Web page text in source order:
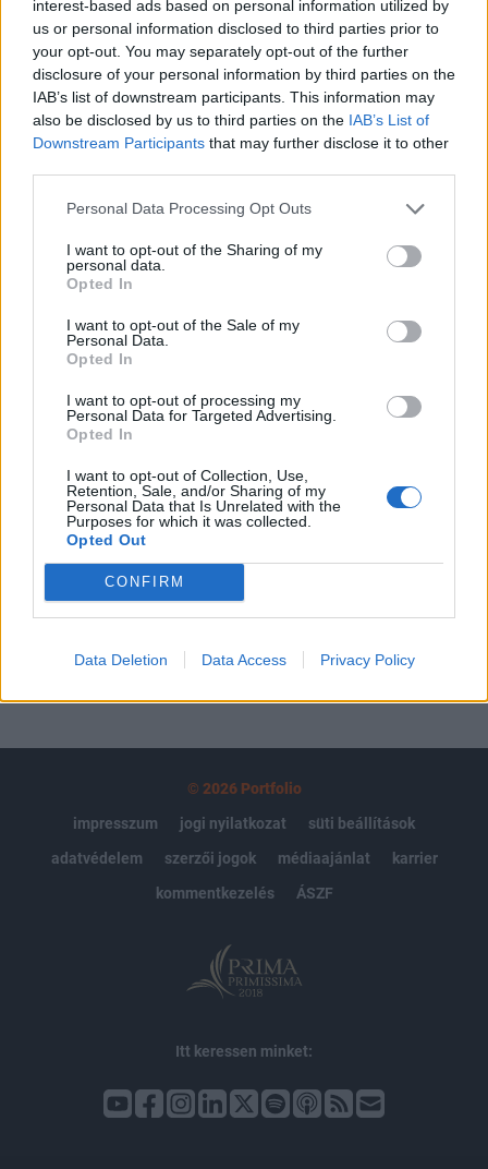
interest-based ads based on personal information utilized by
us or personal information disclosed to third parties prior to
your opt-out. You may separately opt-out of the further
disclosure of your personal information by third parties on the
IAB’s list of downstream participants. This information may
also be disclosed by us to third parties on the IAB’s List of
Downstream Participants that may further disclose it to other
Personal Data Processing Opt Outs
I want to opt-out of the Sharing of my
personal data.
Opted In
I want to opt-out of the Sale of my
Personal Data.
Opted In
I want to opt-out of processing my
Personal Data for Targeted Advertising.
Opted In
I want to opt-out of Collection, Use,
Retention, Sale, and/or Sharing of my
Personal Data that Is Unrelated with the
Purposes for which it was collected.
Opted Out
CONFIRM
Data Deletion Data Access Privacy Policy
Már jóval a "csontvázbizottságként" elhíresült
felelősségkeresés előtt az államháztartási hiány
elengedését tervezte a Fidesz. A 2010-es választások
közeledtével egyetlen gazdaságpolitikai irányvonal
kerekedett felül a pártban: a gazdaságélénkítést
alapvetően drasztikus adócsökkentésekkel elképzelő,
"matolcsysta", szemben az óvatos költségvetési politikát
KEDVES OLVASÓNK!
tartozik, melynek olvasása előfizetéses
regisztrációhoz kötött.
Az előfizetés a következőket tartalmazza:
Portfolio.hu teljes cikkarchívum
kötéslistái
MÁR ELŐFIZETŐNK VAGY?BEJELENTKEZÉS
© 2026 Portfolio
impresszum
jogi nyilatkozat
süti beállítások
adatvédelem
szerzői jogok médiaajánlat
karrier
kommentkezelés
ÁSZF
Itt keressen minket: